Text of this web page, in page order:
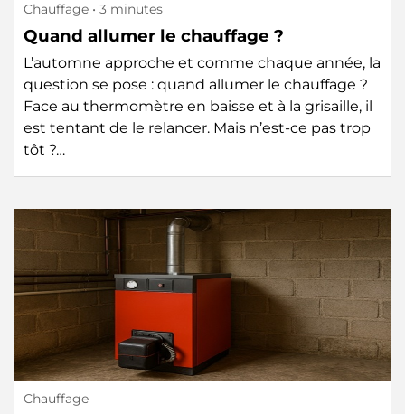
Chauffage • 3 minutes
Quand allumer le chauffage ?
L’automne approche et comme chaque année, la
question se pose : quand allumer le chauffage ?
Face au thermomètre en baisse et à la grisaille, il
est tentant de le relancer. Mais n’est-ce pas trop
tôt ?…
Chauffage